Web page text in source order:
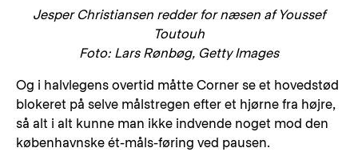
Jesper Christiansen redder for næsen af Youssef
Toutouh
Foto: Lars Rønbøg, Getty Images
Og i halvlegens overtid måtte Corner se et hovedstød
blokeret på selve målstregen efter et hjørne fra højre,
så alt i alt kunne man ikke indvende noget mod den
københavnske ét-måls-føring ved pausen.